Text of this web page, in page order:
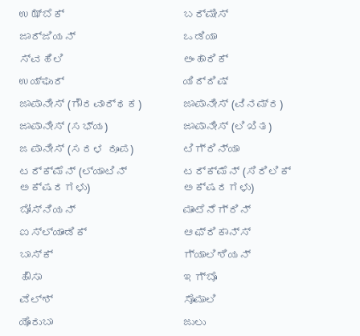
ಉಝ್ಬೆಕ್
ಬರ್ಮೀಸ್
ಜಾರ್ಜಿಯನ್
ಒಡಿಯಾ
ಸ್ವಹಿಲಿ
ಅಂಹಾರಿಕ್
ಉಯ್ಘುರ್
ಯಿದ್ದಿಷ್
ಜಾಪಾನೀಸ್ (ಗೌರವಾರ್ಥಕ)
ಜಾಪಾನೀಸ್ (ವಿನಮ್ರ)
ಜಾಪಾನೀಸ್ (ಸಭ್ಯ)
ಜಾಪಾನೀಸ್ (ಲಿಖಿತ)
ಜಪಾನೀಸ್ (ಸರಳ ರೂಪ)
ಟಿಗ್ರಿನ್ಯಾ
ಟರ್ಕ್ಮೆನ್ (ಲ್ಯಾಟಿನ್
ಅಕ್ಷರಗಳು)
ಟರ್ಕ್ಮೆನ್ (ಸಿರಿಲಿಕ್
ಅಕ್ಷರಗಳು)
ಬೋಸ್ನಿಯನ್
ಮಾಂಟೆನೆಗ್ರಿನ್
ಐಸ್ಲ್ಯಾಂಡಿಕ್
ಆಫ್ರಿಕಾನ್ಸ್
ಬಾಸ್ಕ್
ಗ್ಯಾಲಿಶಿಯನ್
ಹೌಸಾ
ಇಗ್ಬೊ
ವೆಲ್ಶ್
ಸೊಮಾಲಿ
ಯೊರುಬಾ
ಜುಲು